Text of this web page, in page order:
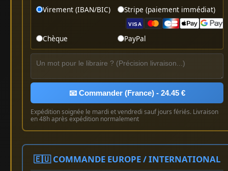
Virement (IBAN/BIC)
Stripe (paiement immédiat)
VISA
Chèque PayPal
📧 Commander (France) - 24.45 €
Expédition soignée le mardi et vendredi sauf jours fériés. Livraison
en 48h après expédition normalement
🇪🇺 COMMANDE EUROPE / INTERNATIONAL